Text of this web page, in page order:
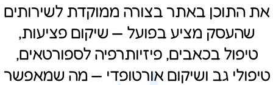
את התוכן באתר בצורה ממוקדת לשירותים
שהעסק מציע בפועל — שיקום פציעות,
טיפול בכאבים, פיזיותרפיה לספורטאים,
טיפולי גב ושיקום אורטופדי — מה שמאפשר